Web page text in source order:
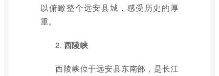
以俯瞰整个远安县城，感受历史的厚
重。
2. 西陵峡
西陵峡位于远安县东南部，是长江